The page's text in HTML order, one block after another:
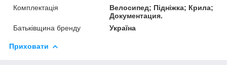
Комплектація
Велосипед; Підніжка; Крила;
Документация.
Батьківщина бренду
Україна
Приховати